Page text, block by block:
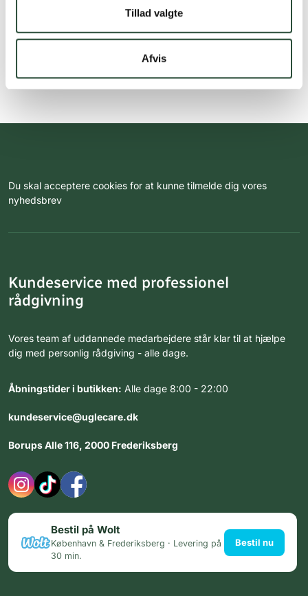
Tillad valgte
Afvis
Du skal acceptere cookies for at kunne tilmelde dig vores
nyhedsbrev
Kundeservice med professionel
rådgivning
Vores team af uddannede medarbejdere står klar til at hjælpe
dig med personlig rådgiving - alle dage.
Åbningstider i butikken: Alle dage 8:00 - 22:00
kundeservice@uglecare.dk
Borups Alle 116, 2000 Frederiksberg
Bestil på Wolt
København & Frederiksberg · Levering på
30 min.
Bestil nu